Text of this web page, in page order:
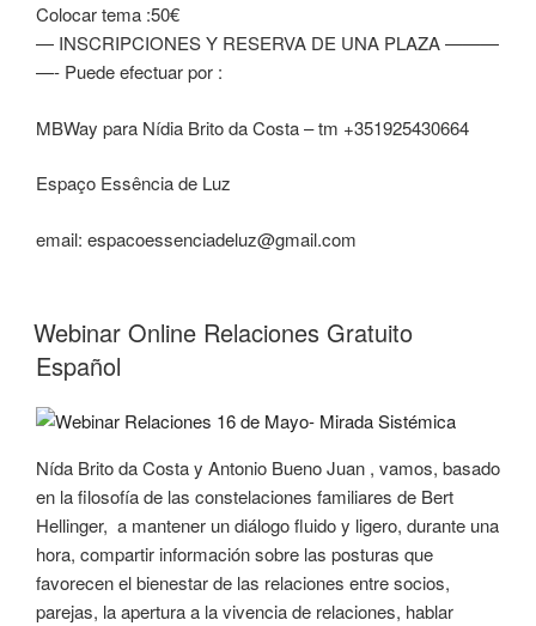
Colocar tema :50€
— INSCRIPCIONES Y RESERVA DE UNA PLAZA ———
—- Puede efectuar por :
MBWay para Nídia Brito da Costa – tm +351925430664
Espaço Essência de Luz
email: espacoessenciadeluz@gmail.com
Webinar Online Relaciones Gratuito
Español
Nída Brito da Costa y Antonio Bueno Juan , vamos, basado
en la filosofía de las constelaciones familiares de Bert
Hellinger, a mantener un diálogo fluido y ligero, durante una
hora, compartir información sobre las posturas que
favorecen el bienestar de las relaciones entre socios,
parejas, la apertura a la vivencia de relaciones, hablar